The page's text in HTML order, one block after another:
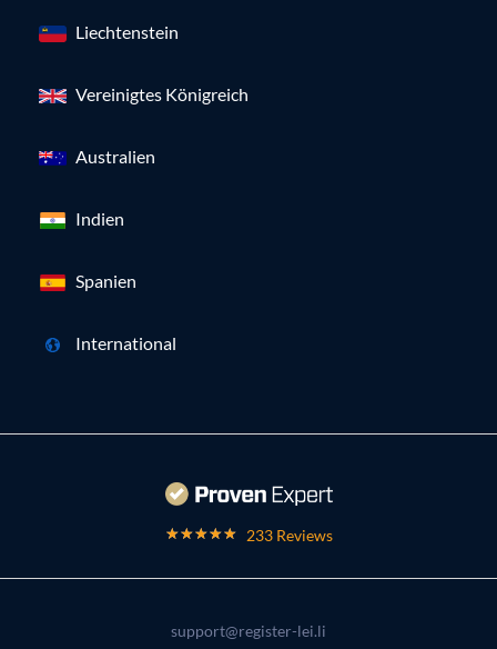
Liechtenstein
Vereinigtes Königreich
Australien
Indien
Spanien
International
233 Reviews
support@register-lei.li